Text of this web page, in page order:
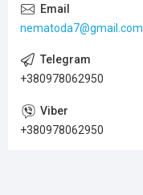
nematoda7@gmail.com
+380978062950
+380978062950